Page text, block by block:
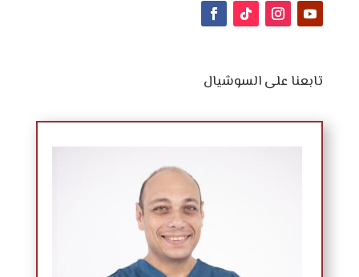
تابعنا على السوشيال